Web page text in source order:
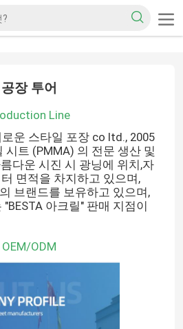
공장 투어
Line
로운 스타일 포장 co ltd., 2005
시트 (PMMA) 의 전문 생산 및
다운 시진 시 광닝에 위치,자
면적을 차지하고 있으며,
브랜드를 보유하고 있으며,
아크릴" 판매 지점이
OEM/ODM